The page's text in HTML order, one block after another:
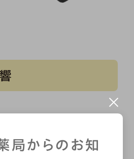
の置かれた状況や
局からのお知